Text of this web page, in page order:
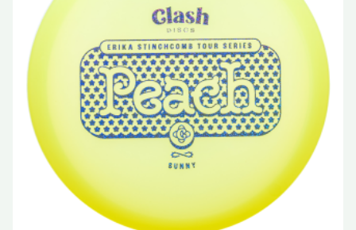
meerdere
variaties.
Deze
optie
kan
gekozen
worden